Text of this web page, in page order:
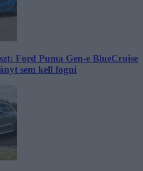
Ford Puma Gen-e BlueCruise
sem kell fogni